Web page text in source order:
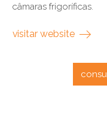
câmaras frigoríficas.
visitar website